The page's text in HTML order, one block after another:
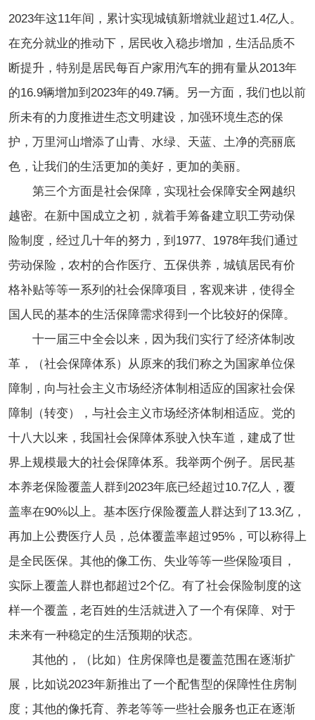
2023年这11年间，累计实现城镇新增就业超过1.4亿人。
在充分就业的推动下，居民收入稳步增加，生活品质不
断提升，特别是居民每百户家用汽车的拥有量从2013年
的16.9辆增加到2023年的49.7辆。另一方面，我们也以前
所未有的力度推进生态文明建设，加强环境生态的保
护，万里河山增添了山青、水绿、天蓝、土净的亮丽底
色，让我们的生活更加的美好，更加的美丽。
第三个方面是社会保障，实现社会保障安全网越织
越密。在新中国成立之初，就着手筹备建立职工劳动保
险制度，经过几十年的努力，到1977、1978年我们通过
劳动保险，农村的合作医疗、五保供养，城镇居民有价
格补贴等等一系列的社会保障项目，客观来讲，使得全
国人民的基本的生活保障需求得到一个比较好的保障。
十一届三中全会以来，因为我们实行了经济体制改
革，（社会保障体系）从原来的我们称之为国家单位保
障制，向与社会主义市场经济体制相适应的国家社会保
障制（转变），与社会主义市场经济体制相适应。党的
十八大以来，我国社会保障体系驶入快车道，建成了世
界上规模最大的社会保障体系。我举两个例子。居民基
本养老保险覆盖人群到2023年底已经超过10.7亿人，覆
盖率在90%以上。基本医疗保险覆盖人群达到了13.3亿，
再加上公费医疗人员，总体覆盖率超过95%，可以称得上
是全民医保。其他的像工伤、失业等等一些保险项目，
实际上覆盖人群也都超过2个亿。有了社会保险制度的这
样一个覆盖，老百姓的生活就进入了一个有保障、对于
未来有一种稳定的生活预期的状态。
其他的，（比如）住房保障也是覆盖范围在逐渐扩
展，比如说2023年新推出了一个配售型的保障性住房制
度；其他的像托育、养老等等一些社会服务也正在逐渐